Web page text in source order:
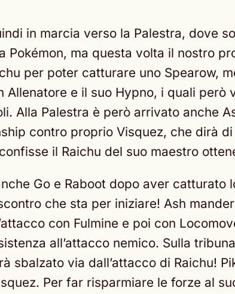
in marcia verso la Palestra, dove
Pokémon, ma questa volta il nostro
per poter catturare uno Spearow,
Allenatore e il suo Hypno, i quali
Alla Palestra è però arrivato anche
contro proprio Visquez, che dirà
il Raichu del suo maestro
Go e Raboot dopo aver
che sta per iniziare! Ash
con Fulmine e poi con
all’attacco nemico. Sulla
sbalzato via dall’attacco di Raichu!
Per far risparmiare le forze al